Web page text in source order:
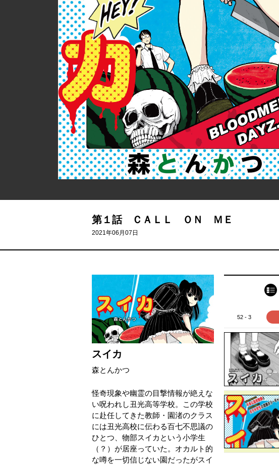
第１話 ＣＡＬＬ ＯＮ ＭＥ
2021年06月07日
スイカ
森とんかつ
怪奇現象や幽霊の目撃情報が絶えな
い呪われし丑光高等学校。この学校
に赴任してきた教師・園渚のクラス
には丑光高校に伝わる百七不思議の
ひとつ、物部スイカという小学生
（？）が居座っていた。オカルト的
な噂を一切信じない園だったがスイ
52 - 3